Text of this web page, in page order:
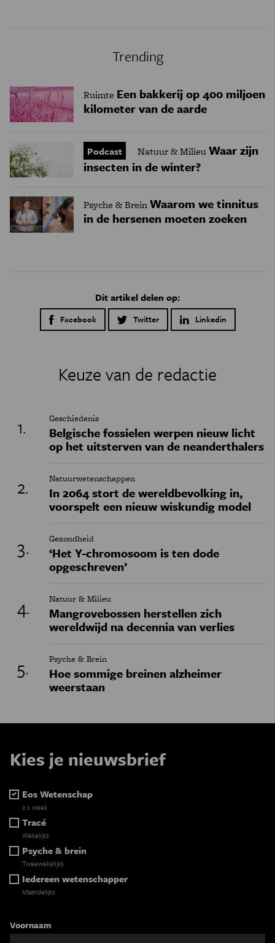
Trending
Ruimte Een bakkerij op 400 miljoen
kilometer van de aarde
Podcast Natuur & MilieuWaar zijn
insecten in de winter?
Psyche & BreinWaarom we tinnitus
in de hersenen moeten zoeken
Dit artikel delen op:
Facebook Twitter Linkedin
Keuze van de redactie
Geschiedenis
Belgische fossielen werpen nieuw licht
op het uitsterven van de neanderthalers
Natuurwetenschappen
In 2064 stort de wereldbevolking in,
voorspelt een nieuw wiskundig model
Gezondheid
‘Het Y-chromosoom is ten dode
opgeschreven’
Natuur & Milieu
Mangrovebossen herstellen zich
wereldwijd na decennia van verlies
Psyche & Brein
Hoe sommige breinen alzheimer
weerstaan
Kies je nieuwsbrief
Eos Wetenschap
2 x week
Tracé
Wekelijks
Psyche & brein
Tweewekelijks
Iedereen wetenschapper
Maandelijks
Voornaam